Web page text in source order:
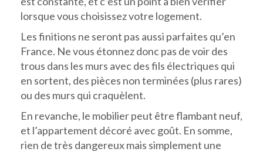
lorsque vous choisissez votre logement.
Les finitions ne seront pas aussi parfaites qu’en
France. Ne vous étonnez donc pas de voir des
trous dans les murs avec des fils électriques qui
en sortent, des pièces non terminées (plus rares)
ou des murs qui craquèlent.
En revanche, le mobilier peut être flambant neuf,
et l’appartement décoré avec goût. En somme,
rien de très dangereux mais simplement une